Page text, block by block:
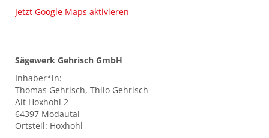
Jetzt Google Maps aktivieren
Sägewerk Gehrisch GmbH
Inhaber*in:
Thomas Gehrisch, Thilo Gehrisch
Alt Hoxhohl 2
64397 Modautal
Ortsteil: Hoxhohl